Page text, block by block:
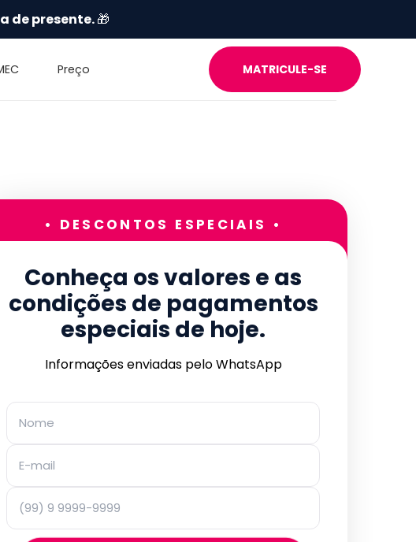
de presente.🎁
Preço MATRICULE-SE
• DESCONTOS ESPECIAIS •
Conheça os valores e as
condições de pagamentos
especiais de hoje.
Informações enviadas pelo WhatsApp